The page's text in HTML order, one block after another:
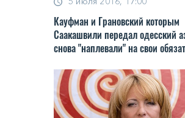
Кауфман и Грановский которым
Саакашвили передал одесский
снова "наплевали" на свои